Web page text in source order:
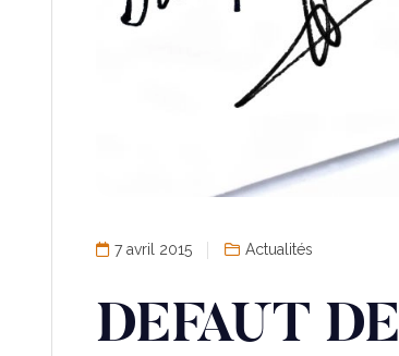
7 avril 2015 Actualités
DEFAUT DE